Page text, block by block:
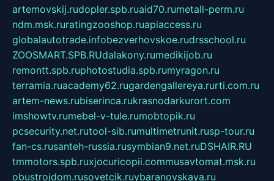
artemovskij.rudopler.spb.ruaid70.rumetall-perm.ru
ndm.msk.ruratingzooshop.ruapiaccess.ru
globalautotrade.infobezverhovskoe.rudrsschool.ru
ZOOSMART.SPB.RUdalakony.rumedikijob.ru
remontt.spb.ruphotostudia.spb.rumyragon.ru
terramia.ruacademy62.rugardengallereya.rurti.com.ru
artem-news.rubiserinca.rukrasnodarkurort.com
imshowtv.rumebel-v-tule.rumobtopik.ru
pcsecurity.net.rutool-sib.rumultimetrunit.rusp-tour.ru
fan-cs.rusanteh-russia.rusymbian9.net.ruDSHAIR.RU
tmmotors.spb.ruxjocuricopii.commusavtomat.msk.ru
obustrojdom.rusovetcik.ruybaranovskaya.ru